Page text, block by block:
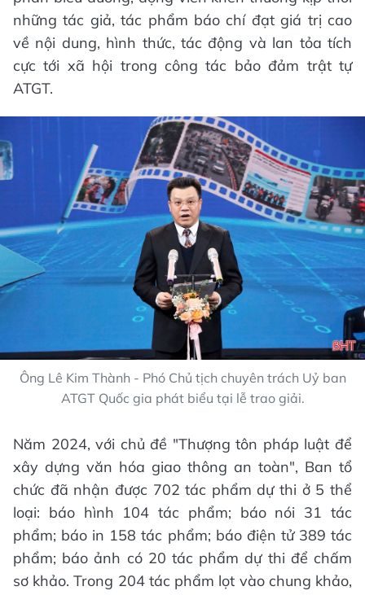
những tác giả, tác phẩm báo chí đạt giá trị cao
về nội dung, hình thức, tác động và lan tỏa tích
cực tới xã hội trong công tác bảo đảm trật tự
ATGT.
Ông Lê Kim Thành - Phó Chủ tịch chuyên trách Uỷ ban
ATGT Quốc gia phát biểu tại lễ trao giải.
Năm 2024, với chủ đề "Thượng tôn pháp luật để
xây dựng văn hóa giao thông an toàn", Ban tổ
chức đã nhận được 702 tác phẩm dự thi ở 5 thể
loại: báo hình 104 tác phẩm; báo nói 31 tác
phẩm; báo in 158 tác phẩm; báo điện tử 389 tác
phẩm; báo ảnh có 20 tác phẩm dự thi để chấm
sơ khảo. Trong 204 tác phẩm lọt vào chung khảo,